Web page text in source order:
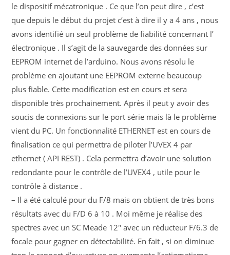
le dispositif mécatronique . Ce que l’on peut dire , c’est
que depuis le début du projet c’est à dire il y a 4 ans , nous
avons identifié un seul problème de fiabilité concernant l’
électronique . Il s’agit de la sauvegarde des données sur
EEPROM internet de l’arduino. Nous avons résolu le
problème en ajoutant une EEPROM externe beaucoup
plus fiable. Cette modification est en cours et sera
disponible très prochainement. Après il peut y avoir des
soucis de connexions sur le port série mais là le problème
vient du PC. Un fonctionnalité ETHERNET est en cours de
finalisation ce qui permettra de piloter l’UVEX 4 par
ethernet ( API REST) . Cela permettra d’avoir une solution
redondante pour le contrôle de l’UVEX4 , utile pour le
contrôle à distance .
– Il a été calculé pour du F/8 mais on obtient de très bons
résultats avec du F/D 6 à 10 . Moi même je réalise des
spectres avec un SC Meade 12″ avec un réducteur F/6.3 de
focale pour gagner en détectabilité. En fait , si on diminue